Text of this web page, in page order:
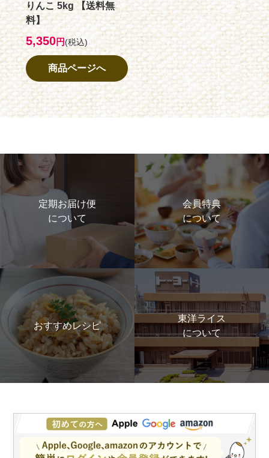
りんこ 5kg 【送料無
料】
5,350円(税込)
商品ページへ
定期お届け便
について
会員特典
について
おすすめレシピ
東洋ライス
について